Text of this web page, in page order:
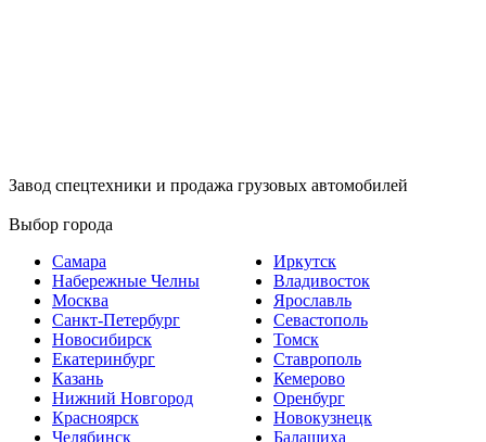
Завод спецтехники и продажа грузовых автомобилей
Выбор города
Самара
Набережные Челны
Москва
Санкт-Петербург
Новосибирск
Екатеринбург
Казань
Нижний Новгород
Красноярск
Челябинск
Иркутск
Владивосток
Ярославль
Севастополь
Томск
Ставрополь
Кемерово
Оренбург
Новокузнецк
Балашиха